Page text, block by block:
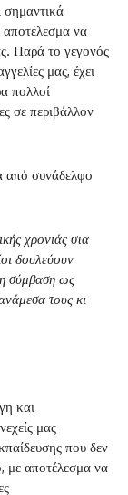
σημαντικά
αποτέλεσμα να
Παρά το γεγονός
μας, έχει
πολλοί
σε περιβάλλον
από συνάδελφο
χρονιάς στα
δουλεύουν
σύμβαση ως
τους κι
και
μας
που δεν
με αποτέλεσμα να